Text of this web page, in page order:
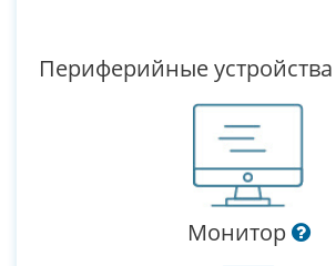
Периферийные устройства
Монитор